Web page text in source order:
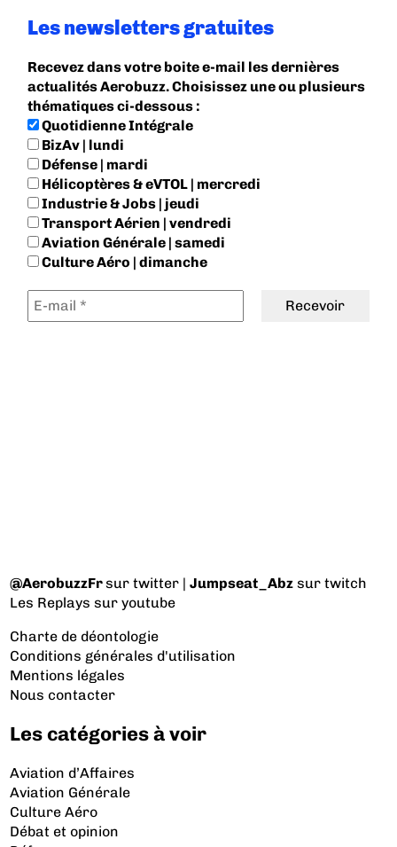
Les newsletters gratuites
Recevez dans votre boite e-mail les dernières
actualités Aerobuzz. Choisissez une ou plusieurs
thématiques ci-dessous :
Quotidienne Intégrale
BizAv | lundi
Défense | mardi
Hélicoptères & eVTOL | mercredi
Industrie & Jobs | jeudi
Transport Aérien | vendredi
Aviation Générale | samedi
Culture Aéro | dimanche
@AerobuzzFrsur twitter |Jumpseat_Abz sur twitch
Les Replays sur youtube
Charte de déontologie
Conditions générales d'utilisation
Mentions légales
Nous contacter
Les catégories à voir
Aviation d’Affaires
Aviation Générale
Culture Aéro
Débat et opinion